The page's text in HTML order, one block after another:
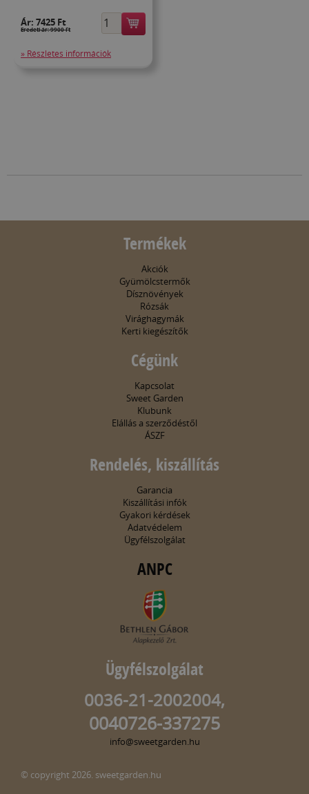
Ár: 7425 Ft
Eredeti ár: 9900 Ft
» Részletes információk
Termékek
Akciók
Gyümölcstermők
Dísznövények
Rózsák
Virághagymák
Kerti kiegészítők
Cégünk
Kapcsolat
Sweet Garden
Klubunk
Elállás a szerződéstől
ÁSZF
Rendelés, kiszállítás
Garancia
Kiszállítási infók
Gyakori kérdések
Adatvédelem
Ügyfélszolgálat
ANPC
Ügyfélszolgálat
0036-21-2002004,
0040726-337275
info@sweetgarden.hu
© copyright 2026. sweetgarden.hu